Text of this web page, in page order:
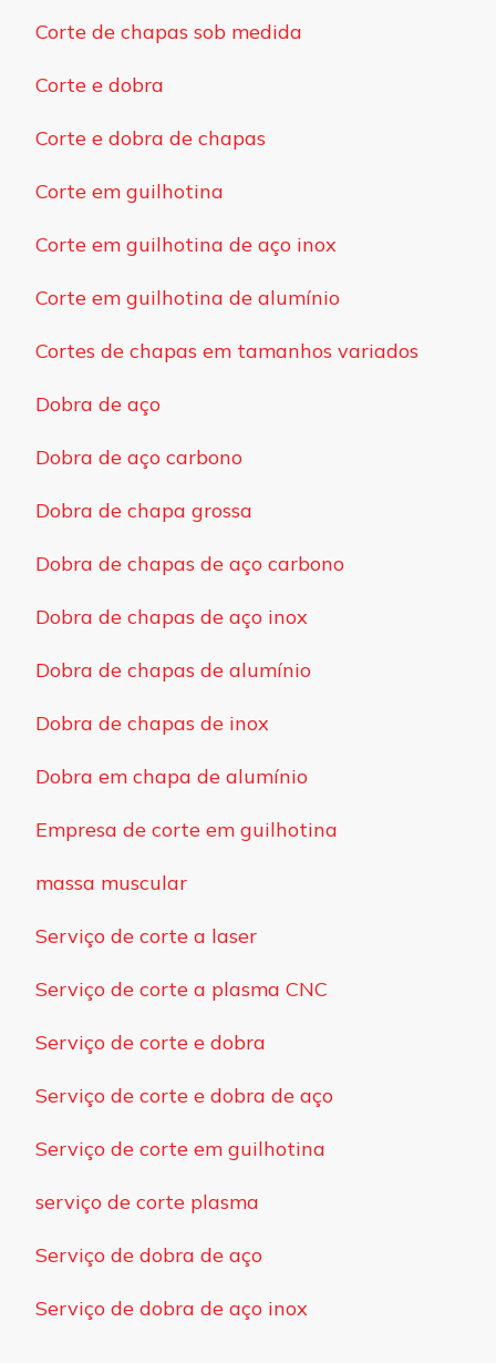
Corte de chapas sob medida
Corte e dobra
Corte e dobra de chapas
Corte em guilhotina
Corte em guilhotina de aço inox
Corte em guilhotina de alumínio
Cortes de chapas em tamanhos variados
Dobra de aço
Dobra de aço carbono
Dobra de chapa grossa
Dobra de chapas de aço carbono
Dobra de chapas de aço inox
Dobra de chapas de alumínio
Dobra de chapas de inox
Dobra em chapa de alumínio
Empresa de corte em guilhotina
massa muscular
Serviço de corte a laser
Serviço de corte a plasma CNC
Serviço de corte e dobra
Serviço de corte e dobra de aço
Serviço de corte em guilhotina
serviço de corte plasma
Serviço de dobra de aço
Serviço de dobra de aço inox